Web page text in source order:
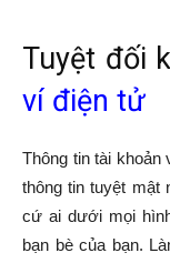
Tuyệt đối
ví điện tử
Thông tin tài khoản
thông tin tuyệt mật
cứ ai dưới mọi
bạn bè của bạn.